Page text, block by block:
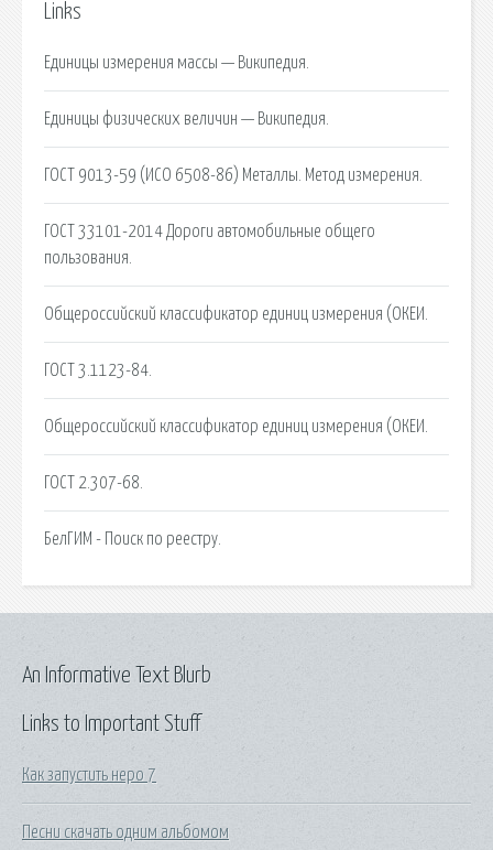
Links
Единицы измерения массы — Википедия.
Единицы физических величин — Википедия.
ГОСТ 9013-59 (ИСО 6508-86) Металлы. Метод измерения.
ГОСТ 33101-2014 Дороги автомобильные общего
пользования.
Общероссийский классификатор единиц измерения (ОКЕИ.
ГОСТ 3.1123-84.
Общероссийский классификатор единиц измерения (ОКЕИ.
ГОСТ 2.307-68.
БелГИМ - Поиск по реестру.
Links to Important Stuff
Как запустить неро 7
Песни скачать одним альбомом
An Informative Text Blurb